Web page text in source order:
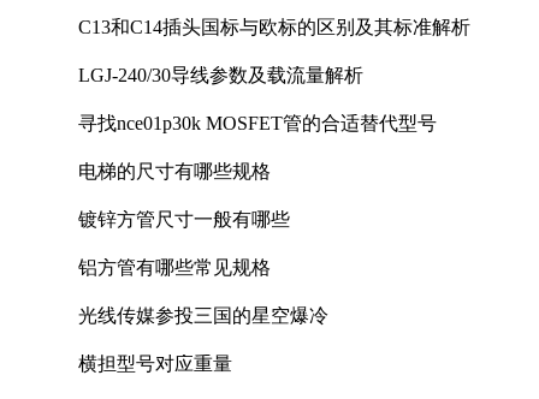
C13和C14插头国标与欧标的区别及其标准解析
LGJ-240/30导线参数及载流量解析
寻找nce01p30k MOSFET管的合适替代型号
电梯的尺寸有哪些规格
镀锌方管尺寸一般有哪些
铝方管有哪些常见规格
光线传媒参投三国的星空爆冷
横担型号对应重量